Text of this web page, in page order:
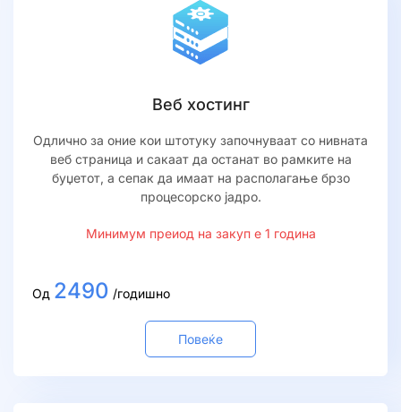
Веб хостинг
Одлично за оние кои штотуку започнуваат со нивната
веб страница и сакаат да останат во рамките на
буџетот, а сепак да имаат на располагање брзо
процесорско јадро.
Минимум преиод на закуп е 1 година
Од 2490 /годишно
Повеќе